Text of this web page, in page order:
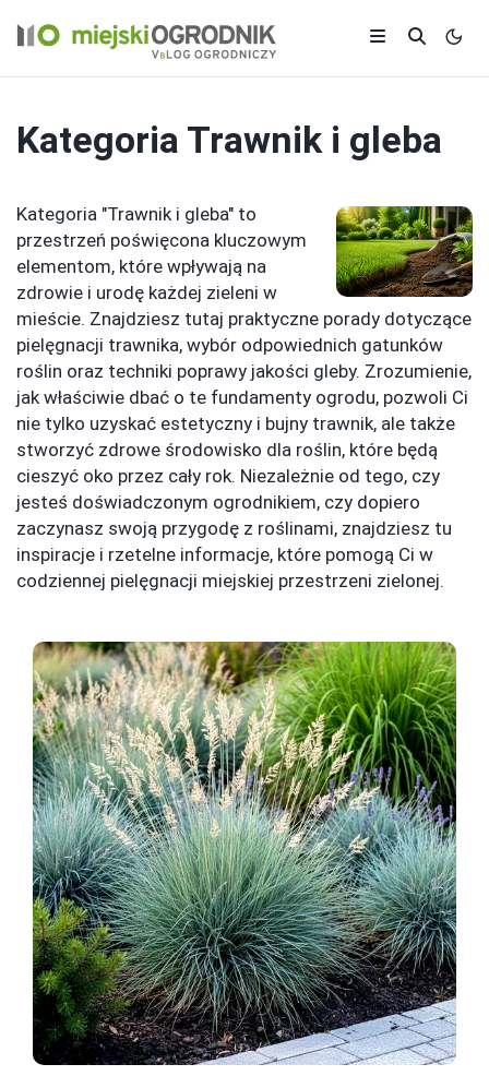
Kategoria Trawnik i gleba
Kategoria "Trawnik i gleba" to
przestrzeń poświęcona kluczowym
elementom, które wpływają na
zdrowie i urodę każdej zieleni w
mieście. Znajdziesz tutaj praktyczne porady dotyczące
pielęgnacji trawnika, wybór odpowiednich gatunków
roślin oraz techniki poprawy jakości gleby. Zrozumienie,
jak właściwie dbać o te fundamenty ogrodu, pozwoli Ci
nie tylko uzyskać estetyczny i bujny trawnik, ale także
stworzyć zdrowe środowisko dla roślin, które będą
cieszyć oko przez cały rok. Niezależnie od tego, czy
jesteś doświadczonym ogrodnikiem, czy dopiero
zaczynasz swoją przygodę z roślinami, znajdziesz tu
inspiracje i rzetelne informacje, które pomogą Ci w
codziennej pielęgnacji miejskiej przestrzeni zielonej.